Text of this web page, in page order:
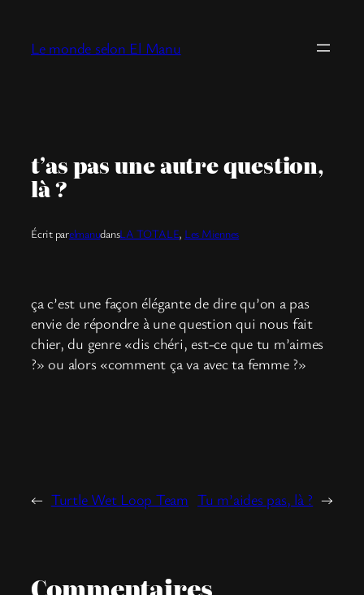
contenu
Le monde selon El Manu
t’as pas une autre question,
là ?
Écrit parelmanudansLA TOTALE, Les Miennes
ça c’est une façon élégante de dire qu’on a pas
envie de répondre à une question qui nous fait
chier, du genre «dis chéri, est-ce que tu m’aimes
?» ou alors «comment ça va avec ta femme ?»
← Turtle Wet Loop Team Tu m’aides pas, là ? →